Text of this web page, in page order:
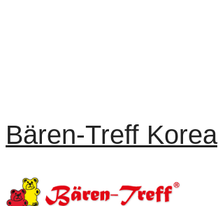
Bären-Treff Korea